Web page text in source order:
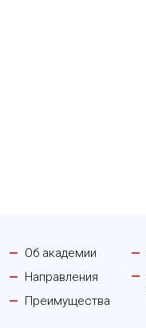
Об академии
Направления
Преимущества